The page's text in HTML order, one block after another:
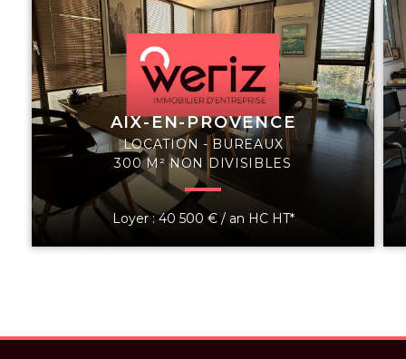
AIX-EN-PROVENCE
LOCATION - BUREAUX
300 M² NON DIVISIBLES
Loyer : 40 500 € / an HC HT*